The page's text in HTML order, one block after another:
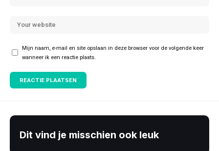
Mijn naam, e-mail en site opslaan in deze browser voor de volgende keer
wanneer ik een reactie plaats.
Dit vind je misschien ook leuk